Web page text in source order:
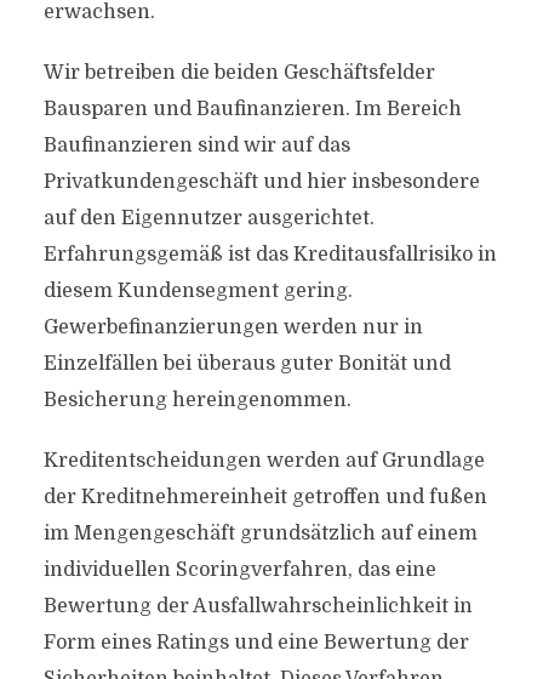
erwachsen.
Wir betreiben die beiden Geschäftsfelder
Bausparen und Baufinanzieren. Im Bereich
Baufinanzieren sind wir auf das
Privatkundengeschäft und hier insbesondere
auf den Eigennutzer ausgerichtet.
Erfahrungsgemäß ist das Kreditausfallrisiko in
diesem Kundensegment gering.
Gewerbefinanzierungen werden nur in
Einzelfällen bei überaus guter Bonität und
Besicherung hereingenommen.
Kreditentscheidungen werden auf Grundlage
der Kreditnehmereinheit getroffen und fußen
im Mengengeschäft grundsätzlich auf einem
individuellen Scoringverfahren, das eine
Bewertung der Ausfallwahrscheinlichkeit in
Form eines Ratings und eine Bewertung der